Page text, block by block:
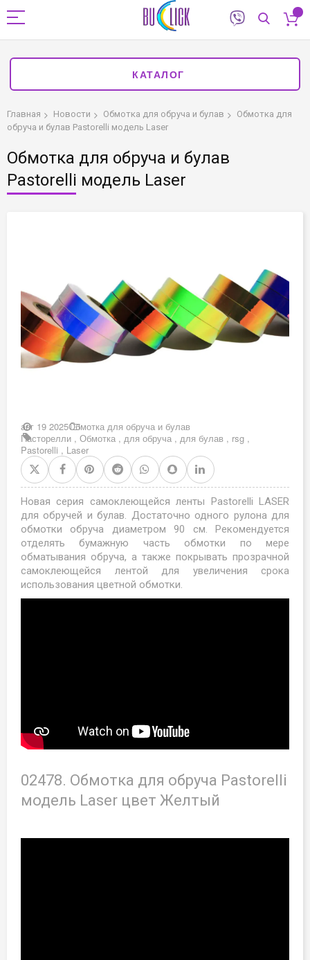
КАТАЛОГ
Главная Новости Обмотка для обруча и булав
Обмотка для
обруча и булав Pastorelli модель Laser
Обмотка для обруча и булав
Pastorelli модель Laser
авг 19 2025Обмотка для обруча и булав
Пасторелли , Обмотка , для обруча , для булав , rsg ,
Pastorelli , Laser
Новая серия самоклеющейся ленты Pastorelli LASER
для обручей и булав. Достаточно одного рулона для
обмотки обруча диаметром 90 см. Рекомендуется
отделять бумажную часть обмотки по мере
обматывания обруча, а также покрывать прозрачной
самоклеющейся лентой для увеличения срока
использования цветной обмотки.
02478. Обмотка для обруча Pastorelli
модель Laser цвет Желтый